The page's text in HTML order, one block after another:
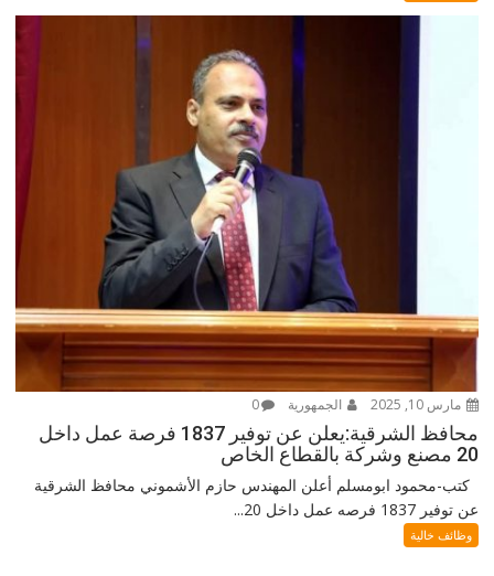
مارس 10, 2025 الجمهورية 0
محافظ الشرقية:يعلن عن توفير 1837 فرصة عمل داخل
20 مصنع وشركة بالقطاع الخاص
كتب-محمود ابومسلم أعلن المهندس حازم الأشموني محافظ الشرقية
عن توفير 1837 فرصه عمل داخل 20...
وظائف خالية